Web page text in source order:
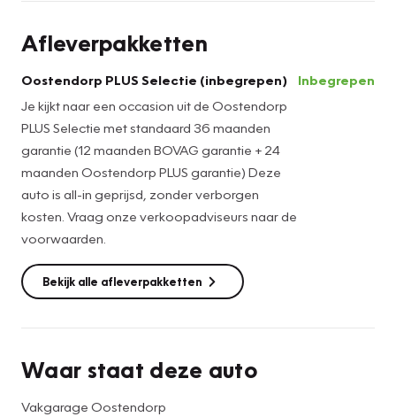
omkijken meer naar! Ja, airconditioning is er natuurlijk ook in
deurvergrendeling met afstandsbediening, bagage
afdekhoes, boordcomputer en verstelbaar stuur horen tot
de voorzieningen op deze auto.
Zoals u mag verwachten van deze Suzuki Ignis is hij
uitgerust met een reeks aan actieve veiligheidssystemen.
Bij een noodstop gebeurt er heel veel tegelijk: gas los,
rempedaal in, kijken, sturen. Dan is het een veilig gevoel dat
de Brake Assist uw remactie tot het maximum oppept.
Bovenop deze veiligheidsfeatures heeft deze Suzuki
Indien u interesse heeft in deze auto, zetten we hem graag
Afleverpakketten
Oostendorp PLUS Selectie (inbegrepen)
Je kijkt naar een occasion uit de Oostendorp
PLUS Selectie met standaard 36 maanden
garantie (12 maanden BOVAG garantie + 24
maanden Oostendorp PLUS garantie) Deze
auto is all-in geprijsd, zonder verborgen
kosten. Vraag onze verkoopadviseurs naar de
voorwaarden.
Inbegrepen
Bekijk alle afleverpakketten
Waar staat deze auto
Vakgarage Oostendorp